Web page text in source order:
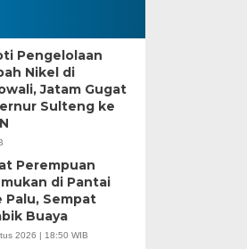
Pengelolaan
Nikel di
Jatam Gugat
Sulteng ke
Perempuan
di Pantai
Palu, Sempat
Buaya
2026 | 18:50 WIB